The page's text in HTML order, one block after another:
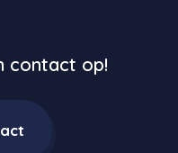
contact op!